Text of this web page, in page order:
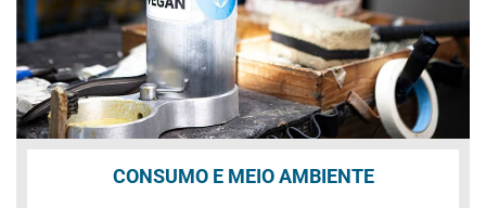
CONSUMO E MEIO AMBIENTE